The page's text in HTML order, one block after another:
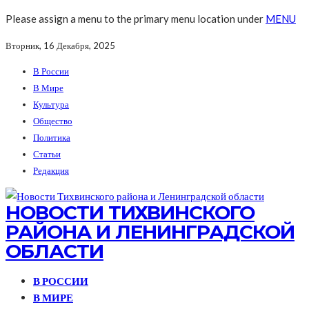
Please assign a menu to the primary menu location under MENU
Вторник, 16 Декабря, 2025
В России
В Мире
Культура
Общество
Политика
Статьи
Редакция
НОВОСТИ ТИХВИНСКОГО
РАЙОНА И ЛЕНИНГРАДСКОЙ
ОБЛАСТИ
В РОССИИ
В МИРЕ